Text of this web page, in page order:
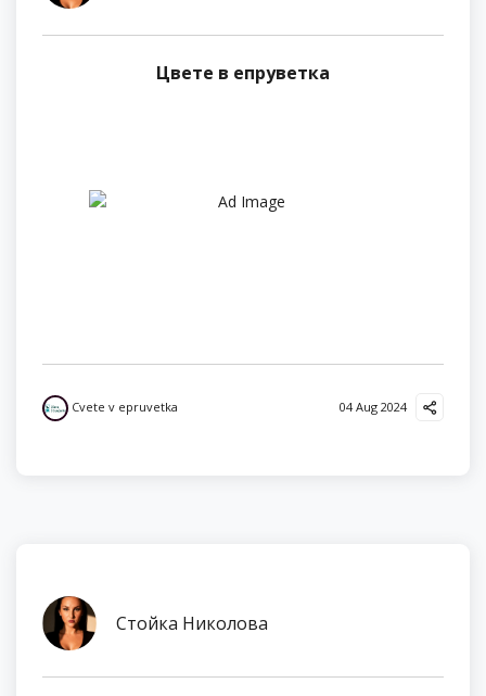
Цвете в епруветка
Cvete v epruvetka 04 Aug 2024
Стойка Николова